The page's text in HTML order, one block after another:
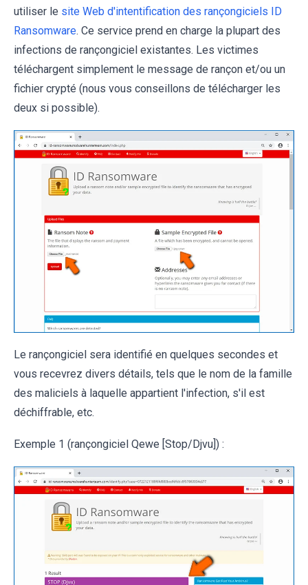
utiliser le site Web d'intentification des rançongiciels ID
Ransomware. Ce service prend en charge la plupart des
infections de rançongiciel existantes. Les victimes
téléchargent simplement le message de rançon et/ou un
fichier crypté (nous vous conseillons de télécharger les
deux si possible).
Le rançongiciel sera identifié en quelques secondes et
vous recevrez divers détails, tels que le nom de la famille
des maliciels à laquelle appartient l'infection, s'il est
déchiffrable, etc.
Exemple 1 (rançongiciel Qewe [Stop/Djvu]) :